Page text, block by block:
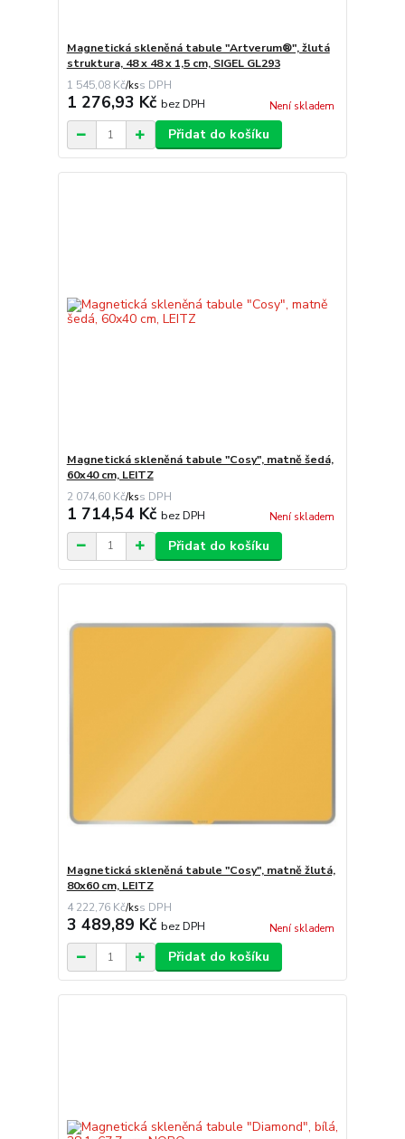
Magnetická skleněná tabule "Artverum®", žlutá
struktura, 48 x 48 x 1,5 cm, SIGEL GL293
1 545,08 Kč/ks
1 276,93 Kč bez DPH Není skladem
Přidat do košíku
Magnetická skleněná tabule "Cosy", matně šedá,
60x40 cm, LEITZ
2 074,60 Kč/ks
1 714,54 Kč bez DPH Není skladem
Přidat do košíku
Magnetická skleněná tabule "Cosy", matně žlutá,
80x60 cm, LEITZ
4 222,76 Kč/ks
3 489,89 Kč bez DPH Není skladem
Přidat do košíku